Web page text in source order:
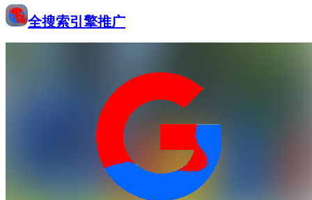
全搜索引擎推广